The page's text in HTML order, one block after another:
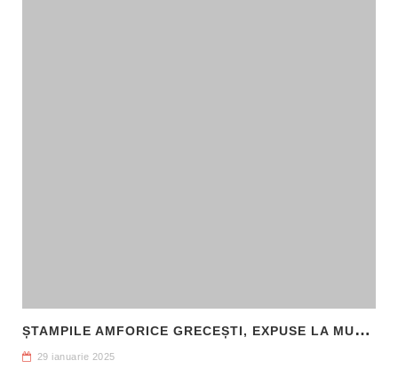
Ș
TAMPILE AMFORICE GRECEȘTI, EXPUSE LA MUZEUL DE ARHEOLOGIE CALLATIS MANGALIA
29 ianuarie 2025